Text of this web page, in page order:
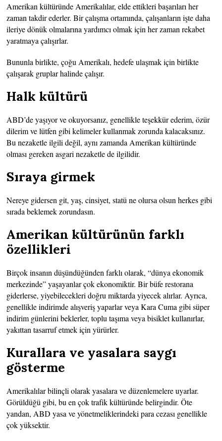
Amerikan kültüründe Amerikalılar, elde ettikleri başarıları her
zaman takdir ederler. Bir çalışma ortamında, çalışanların işte daha
ileriye dönük olmalarına yardımcı olmak için her zaman rekabet
yaratmaya çalışırlar.
Bununla birlikte, çoğu Amerikalı, hedefe ulaşmak için birlikte
çalışarak gruplar halinde çalışır.
Halk kültürü
ABD’de yaşıyor ve okuyorsanız, genellikle teşekkür ederim, özür
dilerim ve lütfen gibi kelimeler kullanmak zorunda kalacaksınız.
Bu nezaketle ilgili değil, aynı zamanda Amerikan kültüründe
olması gereken asgari nezaketle de ilgilidir.
Sıraya girmek
Nereye gidersen git, yaş, cinsiyet, statü ne olursa olsun herkes gibi
sırada beklemek zorundasın.
Amerikan kültürünün farklı
özellikleri
Birçok insanın düşündüğünden farklı olarak, “dünya ekonomik
merkezinde” yaşayanlar çok ekonomiktir. Bir büfe restorana
giderlerse, yiyebilecekleri doğru miktarda yiyecek alırlar. Ayrıca,
genellikle indirimde alışveriş yaparlar veya Kara Cuma gibi süper
indirim günlerini beklerler, toplu taşıma veya bisiklet kullanırlar,
yakıttan tasarruf etmek için yürürler.
Kurallara ve yasalara saygı
gösterme
Amerikalılar bilinçli olarak yasalara ve düzenlemelere uyarlar.
Görüldüğü gibi, bu en çok trafik kültüründe belirgindir. Öte
yandan, ABD yasa ve yönetmeliklerindeki para cezası genellikle
çok yüksektir.